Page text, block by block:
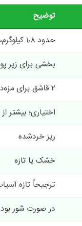
توضیح
حدود ۱٫۸ کیلوگرم، با پوست سالم
بخشی برای زیر
۲ قاشق برای مزه‌دار کردن و ۱ قاشق برای رومال
اختیاری؛ بیشتر
ریز خردشده
خشک یا تازه
ترجیحاً تازه
در صورت شور